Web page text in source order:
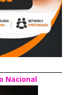
Nacional